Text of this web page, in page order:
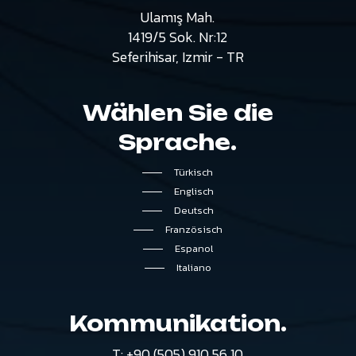
UlamışMah.
1419/5Sok.Nr:12
Seferihisar, Izmir- TR
Wählen Sie die
Sprache.
Türkisch
Englisch
Deutsch
Französisch
Espanol
Italiano
Kommunikation.